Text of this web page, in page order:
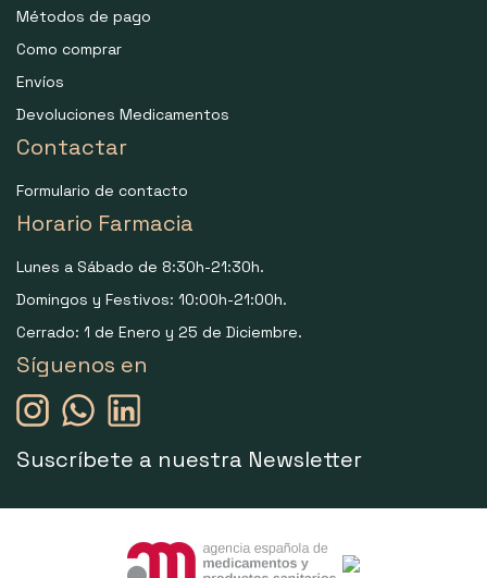
Métodos de pago
Como comprar
Envíos
Devoluciones Medicamentos
Contactar
Formulario de contacto
Horario Farmacia
Lunes a Sábado de 8:30h-21:30h.
Domingos y Festivos: 10:00h-21:00h.
Cerrado: 1 de Enero y 25 de Diciembre.
Síguenos en
Suscríbete a nuestra Newsletter